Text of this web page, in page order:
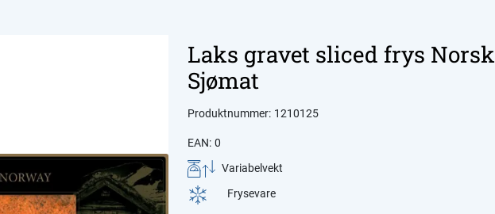
Laks gravet sliced frys Norsk
Sjømat
Produktnummer: 1210125
EAN: 0
Variabelvekt
Frysevare